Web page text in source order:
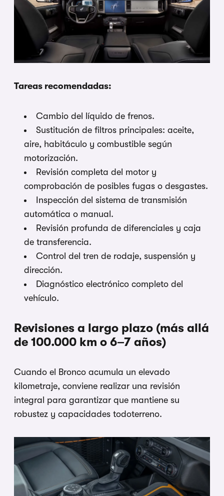
Tareas recomendadas:
Cambio del líquido de frenos.
Sustitución de filtros principales: aceite,
aire, habitáculo y combustible según
motorización.
Revisión completa del motor y
comprobación de posibles fugas o desgastes.
Inspección del sistema de transmisión
automática o manual.
Revisión profunda de diferenciales y caja
de transferencia.
Control del tren de rodaje, suspensión y
dirección.
Diagnóstico electrónico completo del
vehículo.
Revisiones a largo plazo (más allá
de 100.000 km o 6–7 años)
Cuando el Bronco acumula un elevado
kilometraje, conviene realizar una revisión
integral para garantizar que mantiene su
robustez y capacidades todoterreno.